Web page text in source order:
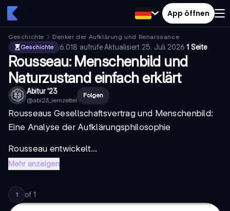
App öffnen
Geschichte
Denker der Aufklärung und Renaissance
Geschichte
6.018 aufrufe·Aktualisiert 25. Juli 2026·1 Seite
Rousseau: Menschenbild und
Naturzustand einfach erklärt
Abitur '23
@abi23_lernzettel
Folgen
Rousseaus Gesellschaftsvertrag und Menschenbild:
Eine Analyse der Aufklärungsphilosophie
Rousseau entwickelt...
Mehr anzeigen
1 of 1